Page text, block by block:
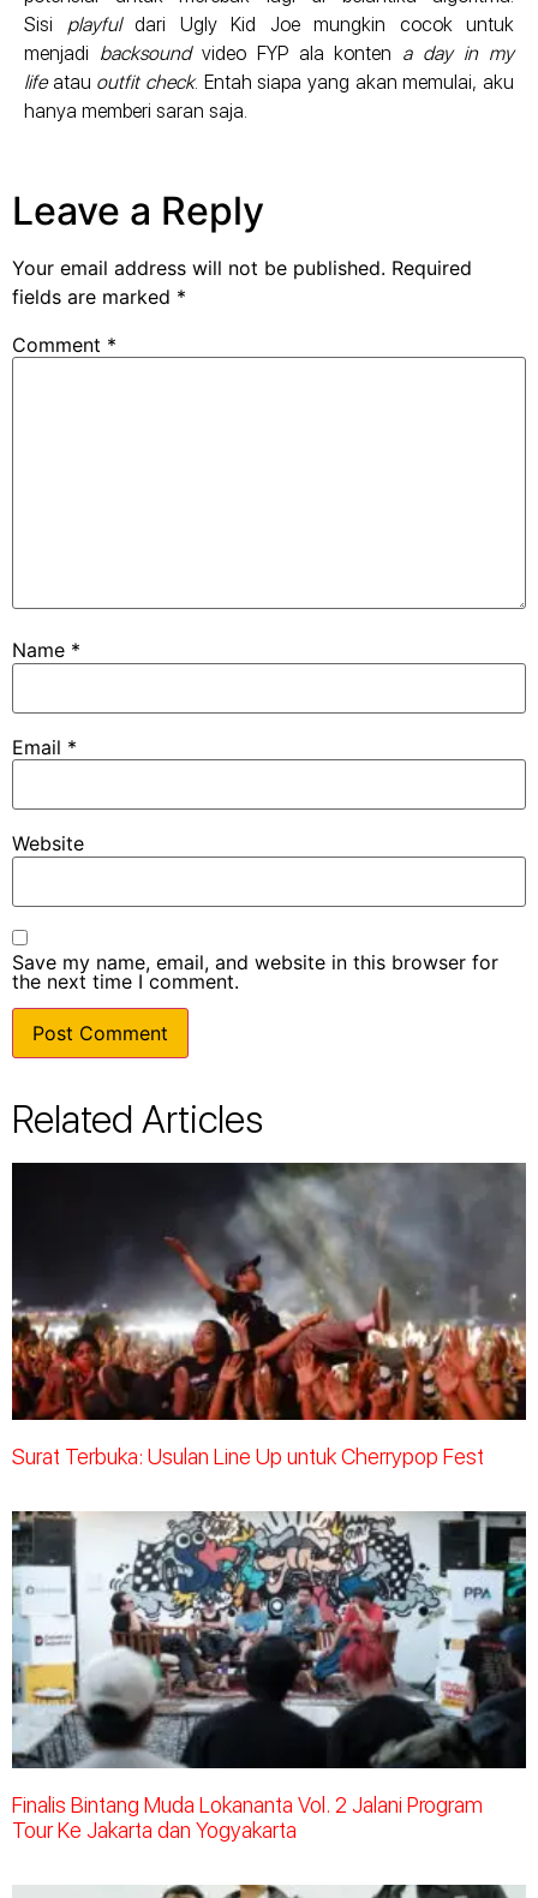
Sisi playful dari Ugly Kid Joe mungkin cocok untuk
menjadi backsoundvideo FYP ala konten a day in my
life atau outfit check. Entah siapa yang akan memulai, aku
hanya memberi saran saja.
Leave a Reply
Your email address will not be published. Required
fields are marked *
Comment *
Name *
Email *
Website
Save my name, email, and website in this browser for
the next time I comment.
Related Articles
Surat Terbuka: Usulan Line Up untuk Cherrypop Fest
Finalis Bintang Muda Lokananta Vol. 2 Jalani Program
Tour Ke Jakarta dan Yogyakarta